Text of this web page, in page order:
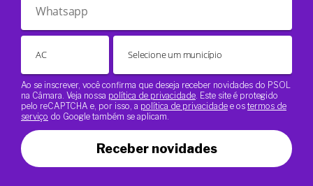
Ao se inscrever, você confirma que deseja receber novidades do PSOL
na Câmara. Veja nossa política de privacidade . Este site é protegido
pelo reCAPTCHA e, por isso, a política de privacidade e os termos de
serviço do Google também se aplicam.
Receber novidades